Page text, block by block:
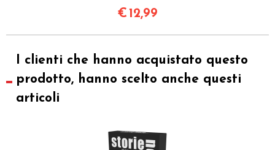
€ 12,99
I clienti che hanno acquistato questo
prodotto, hanno scelto anche questi
articoli